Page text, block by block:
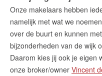
Onze makelaars hebben
namelijk met wat we
over de buurt en kunnen
bijzonderheden van de wijk
Daarom kies jij ook je eigen
onze broker/owner Vincent